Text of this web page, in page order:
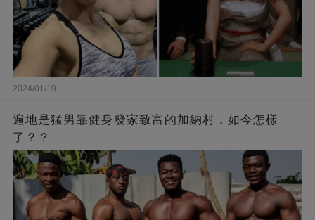
2024/01/19
遍地是猛男靠健身發家致富的加納村，如今怎樣
了？？